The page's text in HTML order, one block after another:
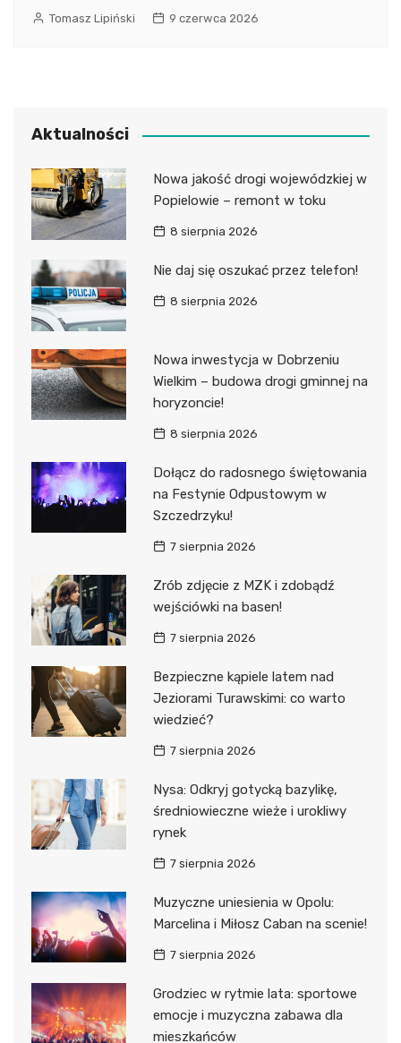
Tomasz Lipiński 9 czerwca 2026
Aktualności
Nowa jakość drogi wojewódzkiej w
Popielowie – remont w toku
8 sierpnia 2026
Nie daj się oszukać przez telefon!
8 sierpnia 2026
Nowa inwestycja w Dobrzeniu
Wielkim – budowa drogi gminnej na
horyzoncie!
8 sierpnia 2026
Dołącz do radosnego świętowania
na Festynie Odpustowym w
Szczedrzyku!
7 sierpnia 2026
Zrób zdjęcie z MZK i zdobądź
wejściówki na basen!
7 sierpnia 2026
Bezpieczne kąpiele latem nad
Jeziorami Turawskimi: co warto
wiedzieć?
7 sierpnia 2026
Nysa: Odkryj gotycką bazylikę,
średniowieczne wieże i urokliwy
rynek
7 sierpnia 2026
Muzyczne uniesienia w Opolu:
Marcelina i Miłosz Caban na scenie!
7 sierpnia 2026
Grodziec w rytmie lata: sportowe
emocje i muzyczna zabawa dla
mieszkańców